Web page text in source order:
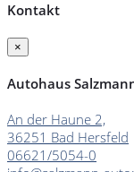
Kontakt
×
Autohaus
An der Haune 2,
36251 Bad Hersfeld
06621/5054-0